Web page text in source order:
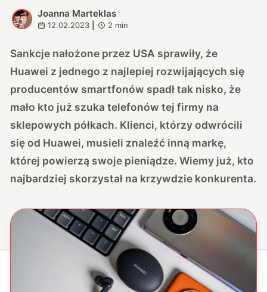
J
Joanna Marteklas
12.02.2023 2 min
Sankcje nałożone przez USA sprawiły, że
Huawei z jednego z najlepiej rozwijających się
producentów smartfonów spadł tak nisko, że
mało kto już szuka telefonów tej firmy na
sklepowych półkach. Klienci, którzy odwrócili
się od Huawei, musieli znaleźć inną markę,
której powierzą swoje pieniądze. Wiemy już, kto
najbardziej skorzystał na krzywdzie konkurenta.